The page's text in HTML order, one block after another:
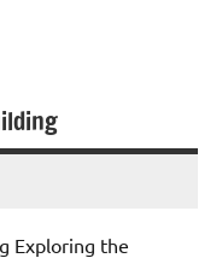
Exploring the